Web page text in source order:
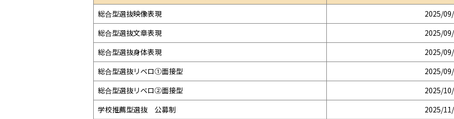
総合型選抜映像表現
2025/
総合型選抜文章表現
2025/
総合型選抜身体表現
2025/
総合型選抜リベロ①面接型
2025/
総合型選抜リベロ②面接型
2025/
学校推薦型選抜　公募制
2025/